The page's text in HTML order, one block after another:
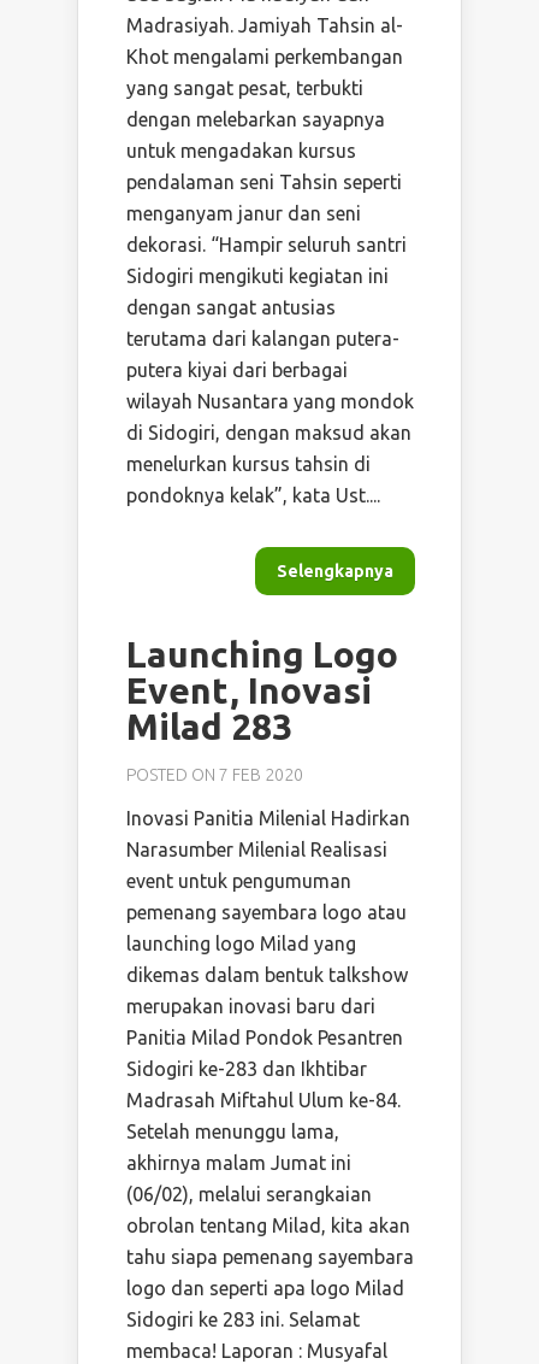
Madrasiyah. Jamiyah Tahsin al-
Khot mengalami perkembangan
yang sangat pesat, terbukti
dengan melebarkan sayapnya
untuk mengadakan kursus
pendalaman seni Tahsin seperti
menganyam janur dan seni
dekorasi. “Hampir seluruh santri
Sidogiri mengikuti kegiatan ini
dengan sangat antusias
terutama dari kalangan putera-
putera kiyai dari berbagai
wilayah Nusantara yang mondok
di Sidogiri, dengan maksud akan
menelurkan kursus tahsin di
pondoknya kelak”, kata Ust....
Selengkapnya
Launching Logo
Event, Inovasi
Milad 283
POSTED ON 7 FEB 2020
Inovasi Panitia Milenial Hadirkan
Narasumber Milenial Realisasi
event untuk pengumuman
pemenang sayembara logo atau
launching logo Milad yang
dikemas dalam bentuk talkshow
merupakan inovasi baru dari
Panitia Milad Pondok Pesantren
Sidogiri ke-283 dan Ikhtibar
Madrasah Miftahul Ulum ke-84.
Setelah menunggu lama,
akhirnya malam Jumat ini
(06/02), melalui serangkaian
obrolan tentang Milad, kita akan
tahu siapa pemenang sayembara
logo dan seperti apa logo Milad
Sidogiri ke 283 ini. Selamat
membaca! Laporan : Musyafal